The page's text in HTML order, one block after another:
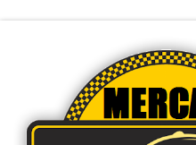
ANA SAYFA
MARMARA BÖLGELERI
HAKKIMIZDA
HIZMETLERIMIZ